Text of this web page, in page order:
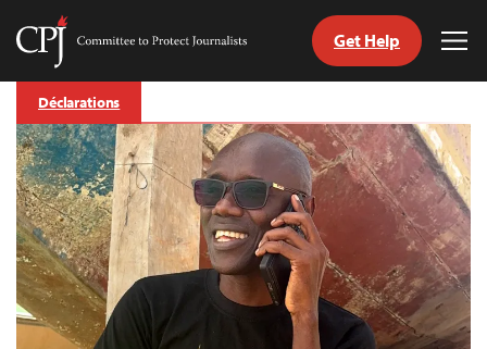
Skip
content
Committee
Journalists
Get Help
Déclarations